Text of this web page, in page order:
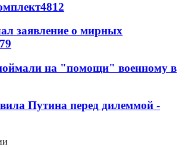
4812
заявление о мирных
на "помощи" военному в
Путина перед дилеммой -